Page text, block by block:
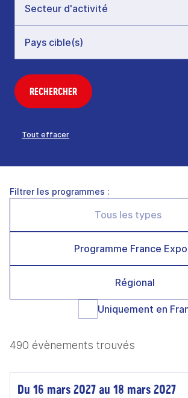
RECHERCHER
Tout effacer
Filtrer les programmes :
Programme France
Régional
Uniquement en
490 évènements trouvés
Du 16 mars 2027 au 18 mars 2027